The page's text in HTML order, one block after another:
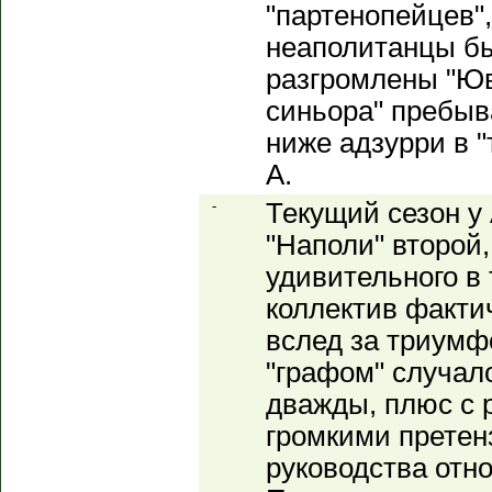
неаполитанцы
разгромлены
синьора"
ниже адзурри в
А.
-
Текущий сезон
"Наполи"
удивительного
коллектив
вслед за
"графом"
дважды, плюс с
громкими
руководства